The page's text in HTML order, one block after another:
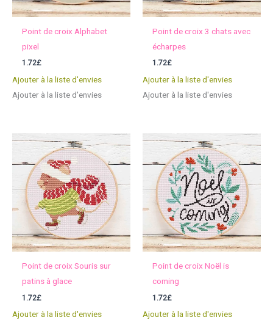
Point de croix Alphabet
pixel
1.72£
Ajouter à la liste d'envies
Ajouter à la liste d'envies
Point de croix 3 chats avec
écharpes
1.72£
Ajouter à la liste d'envies
Ajouter à la liste d'envies
Point de croix Souris sur
patins à glace
1.72£
Ajouter à la liste d'envies
Point de croix Noël is
coming
1.72£
Ajouter à la liste d'envies